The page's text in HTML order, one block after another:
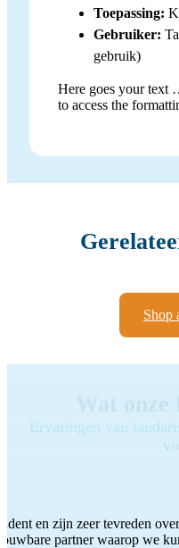
Toepassing:
Gebruiker:
gebruik)
Here goes your text
to access the
Shop
Ervaringen van
en zijn zeer tevreden
partner waarop we